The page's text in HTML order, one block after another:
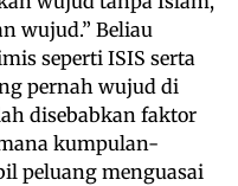
wujud.” Beliau
seperti ISIS serta
pernah wujud di
disebabkan faktor
kumpulan-
peluang menguasai